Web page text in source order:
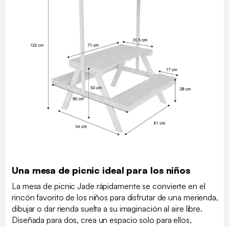
Una mesa de picnic ideal para los niños
La mesa de picnic Jade rápidamente se convierte en el
rincón favorito de los niños para disfrutar de una merienda,
dibujar o dar rienda suelta a su imaginación al aire libre.
Diseñada para dos, crea un espacio solo para ellos,